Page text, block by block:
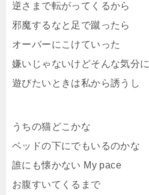
逆さまで転がってくるから
邪魔するなと足で蹴ったら
オーバーにこけていった
嫌いじゃないけどそんな気分
遊びたいときは私から誘うし
うちの猫どこかな
ベッドの下にでもいるのかな
誰にも懐かない My pace
お腹すいてくるまで